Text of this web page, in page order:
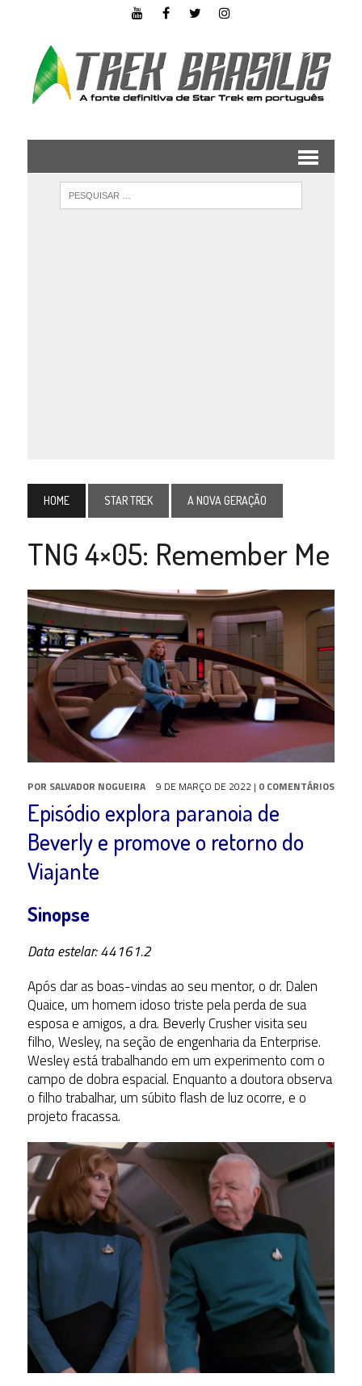
HOME STAR TREK A NOVA GERAÇÃO
TNG 4×05: Remember Me
POR SALVADOR NOGUEIRA 9 DE MARÇO DE 2022 | 0 COMENTÁRIOS
Episódio explora paranoia de
Beverly e promove o retorno do
Viajante
Sinopse
Data estelar: 44161.2
Após dar as boas-vindas ao seu mentor, o dr. Dalen
Quaice, um homem idoso triste pela perda de sua
esposa e amigos, a dra. Beverly Crusher visita seu
filho, Wesley, na seção de engenharia da Enterprise.
Wesley está trabalhando em um experimento com o
campo de dobra espacial. Enquanto a doutora observa
o filho trabalhar, um súbito flash de luz ocorre, e o
projeto fracassa.